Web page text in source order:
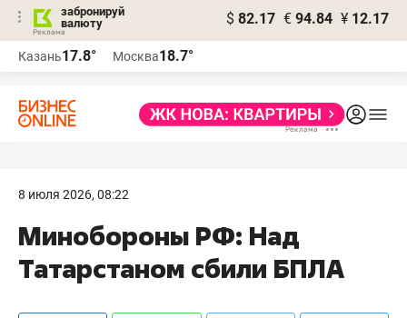
забронируй
валюту
$ 82.17 € 94.84 ¥ 12.17
Казань17.8° Москва18.7°
8 июля 2026, 08:22
Минобороны РФ: Над
Татарстаном сбили БПЛА